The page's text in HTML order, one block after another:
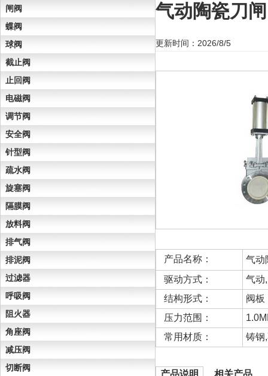
闸阀
蝶阀
球阀
截止阀
止回阀
电磁阀
调节阀
安全阀
针型阀
疏水阀
旋塞阀
隔膜阀
放料阀
排气阀
排泥阀
过滤器
呼吸阀
阻火器
角座阀
减压阀
切断阀
气动陶瓷刀
更新时间：2026/8/5
产品名称：
气动
驱动方式：
气动
结构形式：
阀板
压力范围：
常用材质：
铸钢
产品说明 相关产品